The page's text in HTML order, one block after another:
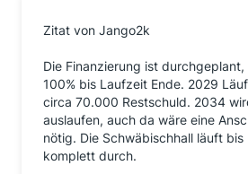
Zitat von Jango2k
Die Finanzierung ist
100% bis Laufzeit Ende. 2029
circa 70.000 Restschuld. 2034
auslaufen, auch da wäre eine
nötig. Die Schwäbischhall läuft bis
komplett durch.